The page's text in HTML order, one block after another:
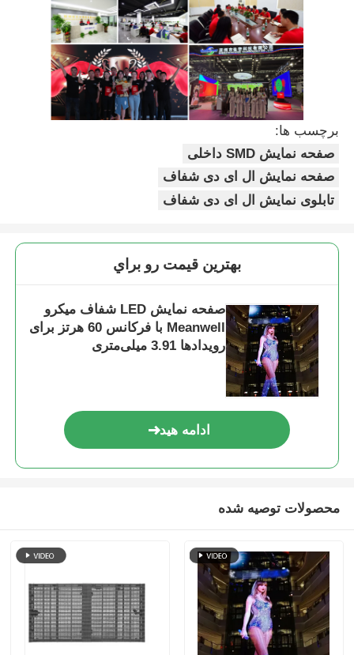
برچسب ها:
صفحه نمایش SMD داخلی
صفحه نمایش ال ای دی شفاف
تابلوی نمایش ال ای دی شفاف
بهترين قيمت رو براي
صفحه نمایش LED شفاف میکرو
Meanwell با فرکانس 60 هرتز برای
رویدادها 3.91 میلی‌متری
ادامه هید
محصولات توصیه شده